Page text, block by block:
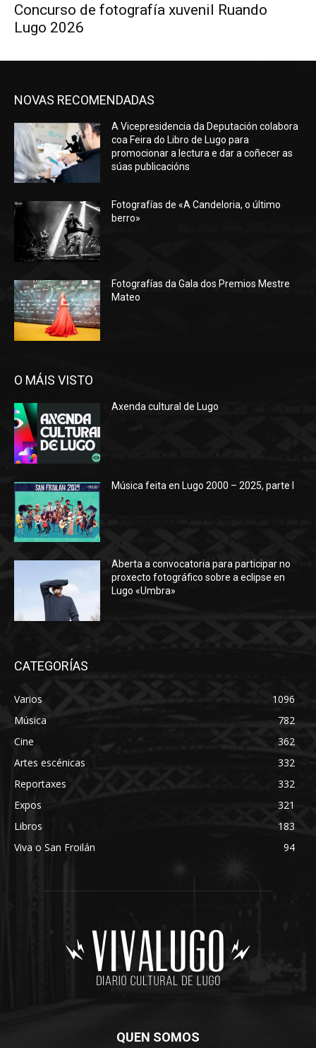
Concurso de fotografía xuvenil Ruando
Lugo 2026
NOVAS RECOMENDADAS
A Vicepresidencia da Deputación colabora
coa Feira do Libro de Lugo para
promocionar a lectura e dar a coñecer as
súas publicacións
Fotografías de «A Candeloria, o último
berro»
Fotografías da Gala dos Premios Mestre
Mateo
O MÁIS VISTO
Axenda cultural de Lugo
Música feita en Lugo 2000 – 2025, parte I
Aberta a convocatoria para participar no
proxecto fotográfico sobre a eclipse en
Lugo «Umbra»
CATEGORÍAS
Varios
1096
Música
782
Cine
362
Artes escénicas
332
Reportaxes
332
Expos
321
Libros
183
Viva o San Froilán
94
QUEN SOMOS